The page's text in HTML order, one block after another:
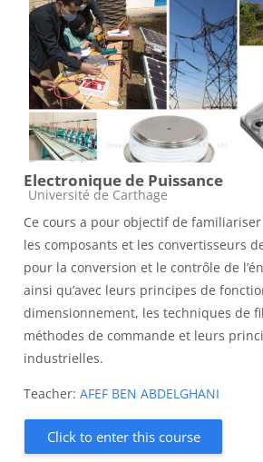
Electronique de Puissance
Course category
Université de Carthage
Ce cours a pour objectif de
les composants et les convertisseurs
pour la conversion et le contrôle de
ainsi qu’avec leurs principes de
dimensionnement, les techniques de
méthodes de commande et leurs
industrielles.
Teacher: AFEF BEN ABDELGHANI
Click to enter this course